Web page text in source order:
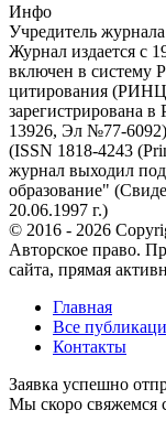
Инфо
Учредитель
Журнал издается с
включен в систему
цитирования
зарегистрирована
13926, Эл №77-
(ISSN 1818-4243
журнал выходил
образование"
20.06.1997 г.)
© 2016 - 2026
Авторское право.
сайта, прямая
Главная
Все
Контакты
Заявка успешно
Мы скоро свяжемся